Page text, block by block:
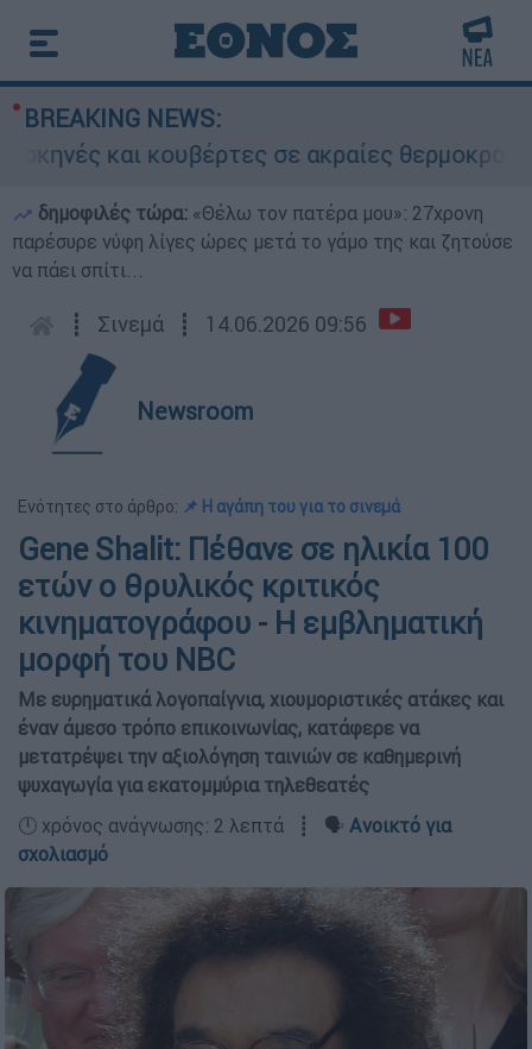
BREAKING NEWS:
και κουβέρτες σε ακραίες
δημοφιλές τώρα: «Θέλω τον πατέρα μου»: 27χρονη
παρέσυρε νύφη λίγες ώρες μετά το γάμο της και ζητούσε
να πάει σπίτι...
┋ Σινεμά ┋ 14.06.2026 09:56
Newsroom
Ενότητες στο άρθρο: 📌 Η αγάπη του για το σινεμά
Gene Shalit: Πέθανε σε ηλικία 100
ετών ο θρυλικός κριτικός
κινηματογράφου - Η εμβληματική
μορφή του NBC
Με ευρηματικά λογοπαίγνια, χιουμοριστικές ατάκες και
έναν άμεσο τρόπο επικοινωνίας, κατάφερε να
μετατρέψει την αξιολόγηση ταινιών σε καθημερινή
ψυχαγωγία για εκατομμύρια τηλεθεατές
🕛 χρόνος ανάγνωσης: 2 λεπτά ┋ 🗣️ Ανοικτό για
σχολιασμό